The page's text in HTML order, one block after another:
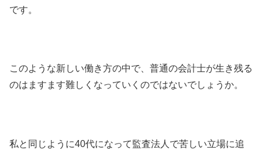
です。
このような新しい働き方の中で、普通の会計士が生き残る
のはますます難しくなっていくのではないでしょうか。
私と同じように40代になって監査法人で苦しい立場に追